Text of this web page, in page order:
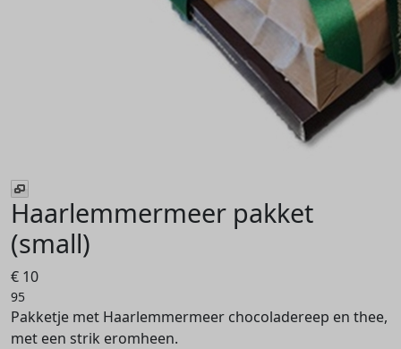
Haarlemmermeer pakket
(small)
€ 10
95
Pakketje met Haarlemmermeer chocoladereep en thee,
met een strik eromheen.